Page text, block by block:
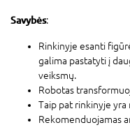
Savybės:
Rinkinyje esanti
galima pastatyti į
veiksmų.
Robotas
Taip pat rinkinyje yra
Rekomenduojamas